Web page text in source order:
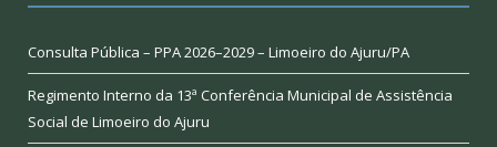
Consulta Pública – PPA 2026–2029 – Limoeiro do Ajuru/PA
Regimento Interno da 13ª Conferência Municipal de Assistência
Social de Limoeiro do Ajuru